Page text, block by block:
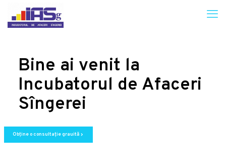
Bine ai venit la
Incubatorul de Afaceri
Sîngerei
Obține o consultație grauită chevron_right